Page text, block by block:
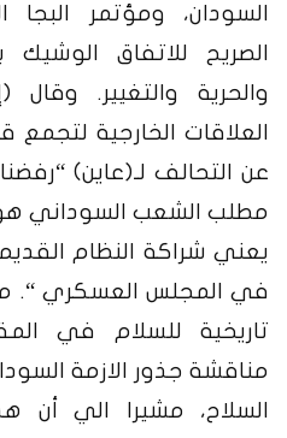
السودان، ومؤتمر
الصريح للاتفاق
والحرية والتغيير.
وقال (
العلاقات الخارجية لتجمع
عن التحالفلـ(عاين)
مطلب الشعب السوداني هو
يعني شراكة النظام
في المجلس العسكري “.
تاريخية للسلام في
مناقشة جذور الازمة
السلاح، مشيرا الي أن